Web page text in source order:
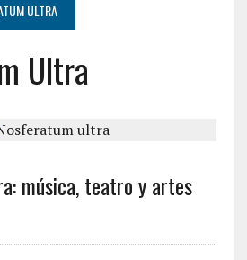
ULTRA
Ultra
música, teatro y artes